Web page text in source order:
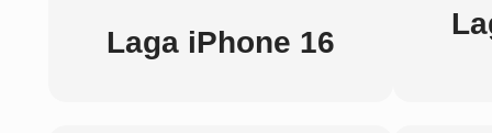
Laga iPhone 16